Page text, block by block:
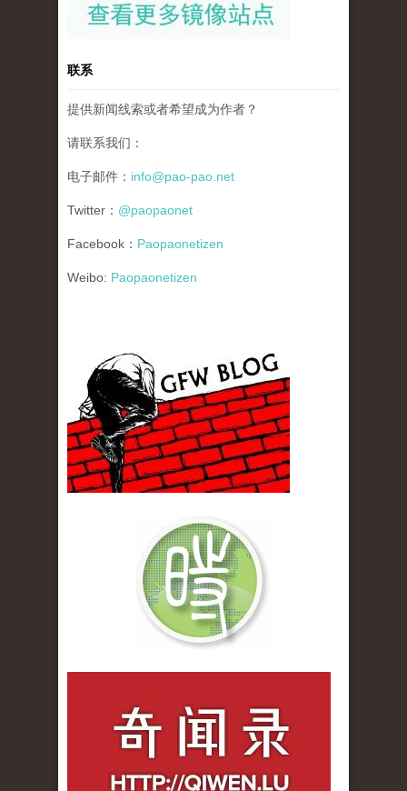
联系
提供新闻线索或者希望成为作者？
请联系我们：
电子邮件： info@pao-pao.net
Twitter： @paopaonet
Facebook： Paopaonetizen
Weibo: Paopaonetizen
gfw_blog_small.jpg